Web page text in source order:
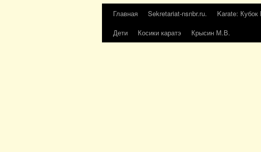
Главная Sekretariat-nsnbr.ru. Karate: Кубок
Дети
Косики каратэ Крысин М.В.